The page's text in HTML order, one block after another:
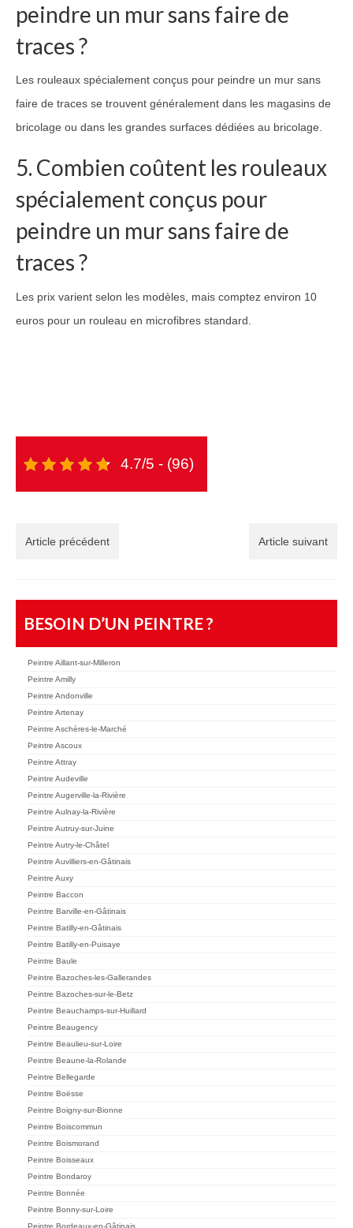
peindre un mur sans faire de
traces ?
Les rouleaux spécialement conçus pour peindre un mur sans
faire de traces se trouvent généralement dans les magasins de
bricolage ou dans les grandes surfaces dédiées au bricolage.
5. Combien coûtent les rouleaux
spécialement conçus pour
peindre un mur sans faire de
traces ?
Les prix varient selon les modèles, mais comptez environ 10
euros pour un rouleau en microfibres standard.
4.7/5 - (96)
Article précédent Article suivant
BESOIN D’UN PEINTRE ?
Peintre Aillant-sur-Milleron
Peintre Amilly
Peintre Andonville
Peintre Artenay
Peintre Aschères-le-Marché
Peintre Ascoux
Peintre Attray
Peintre Audeville
Peintre Augerville-la-Rivière
Peintre Aulnay-la-Rivière
Peintre Autruy-sur-Juine
Peintre Autry-le-Châtel
Peintre Auvilliers-en-Gâtinais
Peintre Auxy
Peintre Baccon
Peintre Barville-en-Gâtinais
Peintre Batilly-en-Gâtinais
Peintre Batilly-en-Puisaye
Peintre Baule
Peintre Bazoches-les-Gallerandes
Peintre Bazoches-sur-le-Betz
Peintre Beauchamps-sur-Huillard
Peintre Beaugency
Peintre Beaulieu-sur-Loire
Peintre Beaune-la-Rolande
Peintre Bellegarde
Peintre Boësse
Peintre Boigny-sur-Bionne
Peintre Boiscommun
Peintre Boismorand
Peintre Boisseaux
Peintre Bondaroy
Peintre Bonnée
Peintre Bonny-sur-Loire
Peintre Bordeaux-en-Gâtinais